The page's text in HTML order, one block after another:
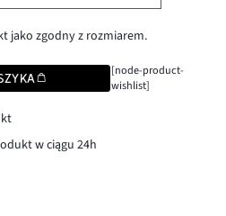
jako zgodny z rozmiarem.
[node-product-
wishlist]
w ciągu 24h